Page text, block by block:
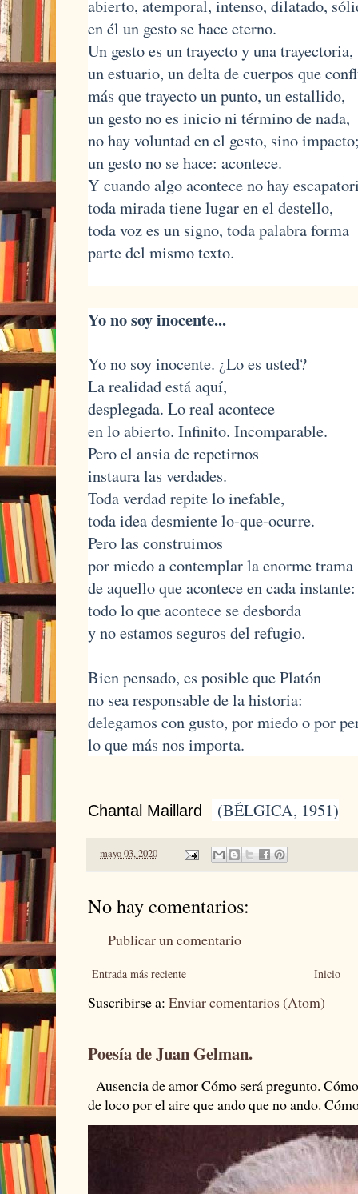
abierto, atemporal, intenso, dilatado,
en él un gesto se hace eterno.
Un gesto es un trayecto y una trayectoria,
un estuario, un delta de cuerpos que
más que trayecto un punto, un estallido,
un gesto no es inicio ni término de nada,
no hay voluntad en el gesto, sino
un gesto no se hace: acontece.
Y cuando algo acontece no hay
toda mirada tiene lugar en el destello,
toda voz es un signo, toda palabra forma
parte del mismo texto.
Yo no soy inocente...
Yo no soy inocente. ¿Lo es usted?
La realidad está aquí,
desplegada. Lo real acontece
en lo abierto. Infinito. Incomparable.
Pero el ansia de repetirnos
instaura las verdades.
Toda verdad repite lo inefable,
toda idea desmiente lo-que-ocurre.
Pero las construimos
por miedo a contemplar la enorme trama
de aquello que acontece en cada instante:
todo lo que acontece se desborda
y no estamos seguros del refugio.
Bien pensado, es posible que Platón
no sea responsable de la historia:
delegamos con gusto, por miedo o por
lo que más nos importa.
Chantal Maillard (BÉLGICA, 1951)
-mayo 03, 2020
No hay comentarios:
Publicar un comentario
Entrada más reciente Inicio
Suscribirse a: Enviar comentarios (Atom)
Poesía de Juan Gelman.
Ausencia de amor Cómo será pregunto.
de loco por el aire que ando que no ando.